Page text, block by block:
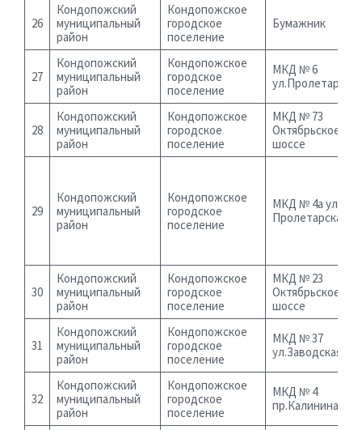
26
Кондопожский
муниципальный
район
Кондопожское
городское
поселение
Бумажник
27
Кондопожский
муниципальный
район
Кондопожское
городское
поселение
МКД № 6
ул.Пролетарская
28
Кондопожский
муниципальный
район
Кондопожское
городское
поселение
МКД № 73
Октябрьское
шоссе
29
Кондопожский
муниципальный
район
Кондопожское
городское
поселение
МКД № 4а ул.
Пролетарская
30
Кондопожский
муниципальный
район
Кондопожское
городское
поселение
МКД № 23
Октябрьское
шоссе
31
Кондопожский
муниципальный
район
Кондопожское
городское
поселение
МКД № 37
ул.Заводская
32
Кондопожский
муниципальный
район
Кондопожское
городское
поселение
МКД № 4
пр.Калинина